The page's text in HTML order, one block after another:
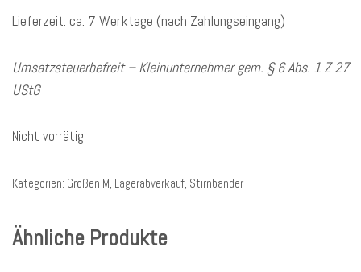
Lieferzeit: ca. 7 Werktage (nach Zahlungseingang)
Umsatzsteuerbefreit – Kleinunternehmer gem. § 6 Abs. 1 Z 27
UStG
Nicht vorrätig
Kategorien: Größen M, Lagerabverkauf, Stirnbänder
Ähnliche Produkte